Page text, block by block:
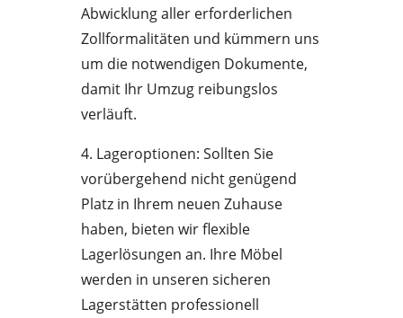
Abwicklung aller erforderlichen
Zollformalitäten und kümmern uns
um die notwendigen Dokumente,
damit Ihr Umzug reibungslos
verläuft.
4. Lageroptionen: Sollten Sie
vorübergehend nicht genügend
Platz in Ihrem neuen Zuhause
haben, bieten wir flexible
Lagerlösungen an. Ihre Möbel
werden in unseren sicheren
Lagerstätten professionell